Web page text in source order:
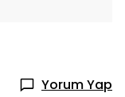
Yorum Yap